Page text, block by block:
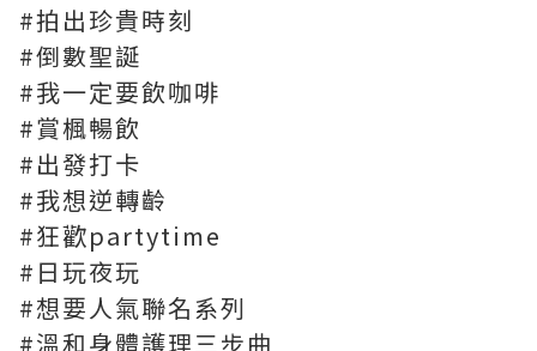
#拍出珍貴時刻
#倒數聖誕
#我一定要飲咖啡
#賞楓暢飲
#出發打卡
#我想逆轉齡
#狂歡partytime
#日玩夜玩
#想要人氣聯名系列
#溫和身體護理三步曲